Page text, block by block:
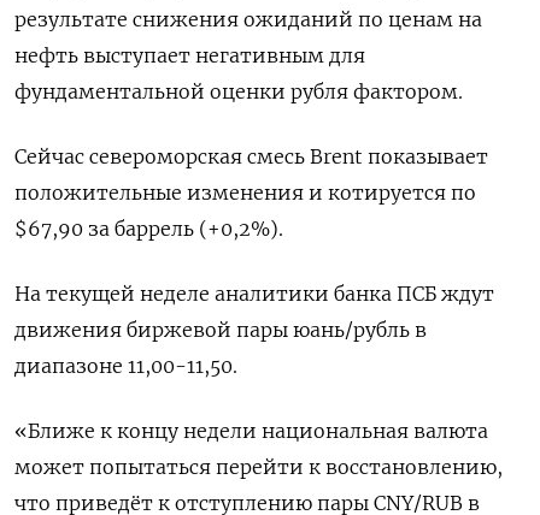
результате снижения ожиданий по ценам на
нефть выступает негативным для
фундаментальной оценки рубля ‌фактором.
Сейчас североморская смесь Brent показывает
положительные изменения и котируется по
$67,90 за баррель (+0,2%).
На текущей неделе аналитики банка ПСБ ждут
движения биржевой пары юань/рубль ​в
диапазоне 11,00-11,50.
«Ближе к концу недели национальная валюта
может попытаться перейти к восстановлению,
что ‌приведёт к отступлению пары CNY/RUB в